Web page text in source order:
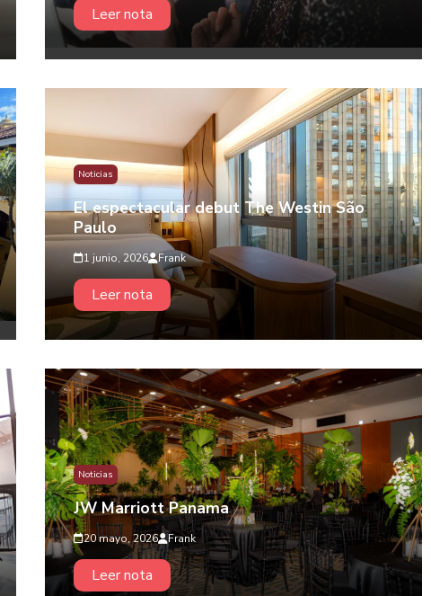
Leer nota
Noticias
El espectacular debut The Westin São
Paulo
1 junio, 2026 Frank
Leer nota
Noticias
JW Marriott Panama
20 mayo, 2026 Frank
Leer nota